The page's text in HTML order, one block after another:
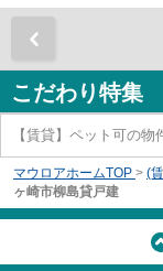
こだわり特集
【賃貸】ペット可の物
マウロアホームTOP > (
ヶ崎市柳島貸戸建